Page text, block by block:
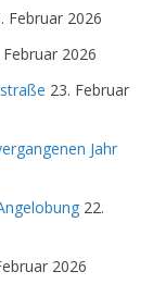
Februar 2026
Februar 2026
23. Februar
Jahr
22.
2026